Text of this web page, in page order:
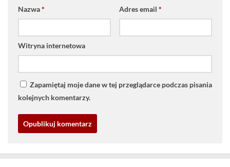
Nazwa* Adres email *
Witryna internetowa
Zapamiętaj moje dane w tej przeglądarce podczas pisania
kolejnych komentarzy.